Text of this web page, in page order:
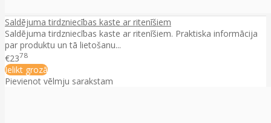
Saldējuma tirdzniecības kaste ar ritenīšiem
Saldējuma tirdzniecības kaste ar ritenīšiem. Praktiska informācija
par produktu un tā lietošanu...
€2378
Ielikt grozā
Pievienot vēlmju sarakstam